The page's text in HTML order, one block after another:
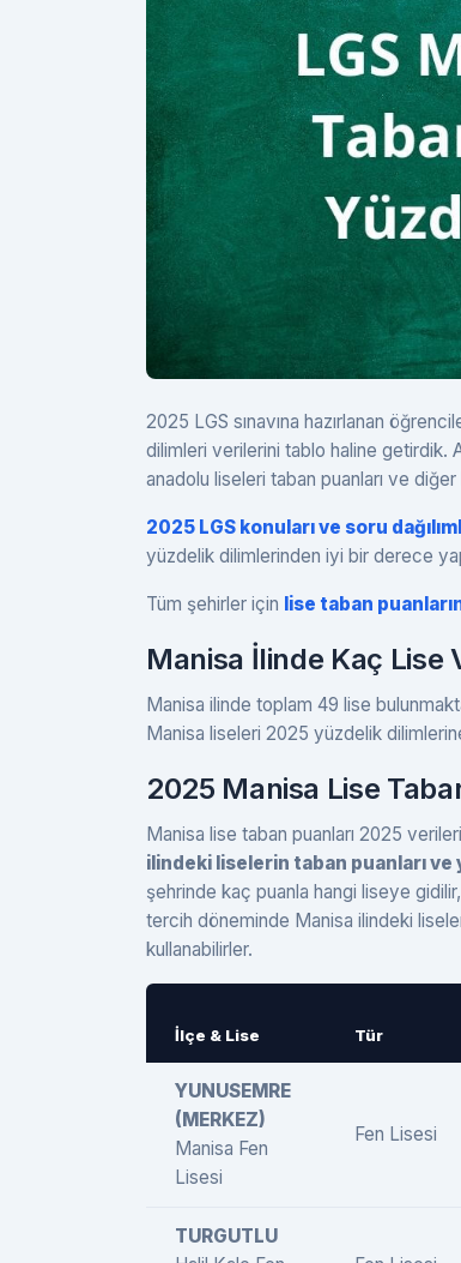
2025 LGS sınavına hazırlanan
dilimleri verilerini tablo haline getirdik.
anadolu liseleri taban puanları ve
2025 LGS konuları ve soru
yüzdelik dilimlerinden iyi bir derece
Tüm şehirler için lise taban
Manisa İlinde Kaç Lise
Manisa ilinde toplam 49 lise
Manisa liseleri 2025 yüzdelik
2025 Manisa Lise
Manisa lise taban puanları 2025
ilindeki liselerin taban puanları ve
şehrinde kaç puanla hangi liseye
tercih döneminde Manisa ilindeki
kullanabilirler.
İlçe & Lise Tür
YUNUSEMRE
(MERKEZ)
Manisa Fen
Lisesi
Fen Lisesi
TURGUTLU